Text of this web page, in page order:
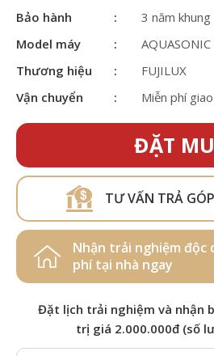
Bảo hành
3 năm
Model máy
AQUASONIC
Thương hiệu
FUJILUX
Vận chuyển
Miễn phí
ĐẶT
TƯ VẤN TRẢ
Nhận trải nghiệm độc
phí tại nhà ngay
Đặt lịch trải nghiệm và nhận
trị giá 2.000.000đ (số